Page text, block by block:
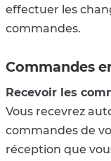
effectuer les
commandes.
Commandes
Recevoir les
Vous recevrez
commandes de
réception que